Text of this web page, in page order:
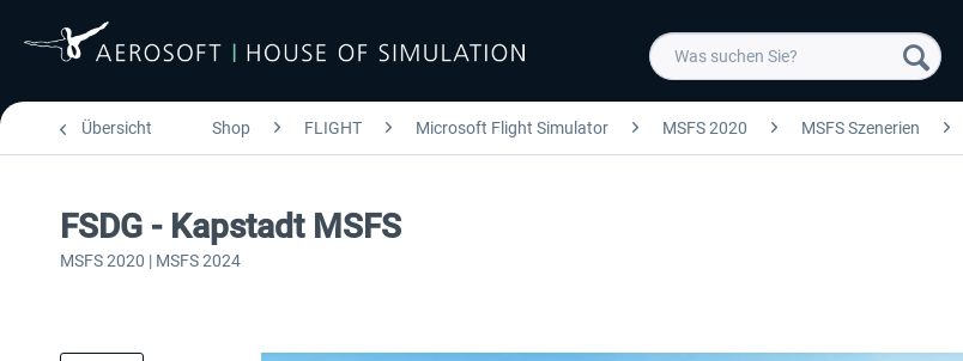
Übersicht Shop FLIGHT Microsoft Flight Simulator MSFS 2020 MSFS Szenerien
FSDG - Kapstadt MSFS
MSFS 2020 | MSFS 2024